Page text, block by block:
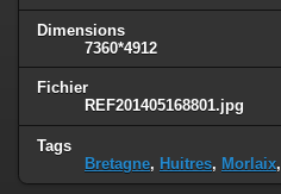
Dimensions
7360*4912
Fichier
REF201405168801.jpg
Tags
Bretagne, Huitres, Morlaix,